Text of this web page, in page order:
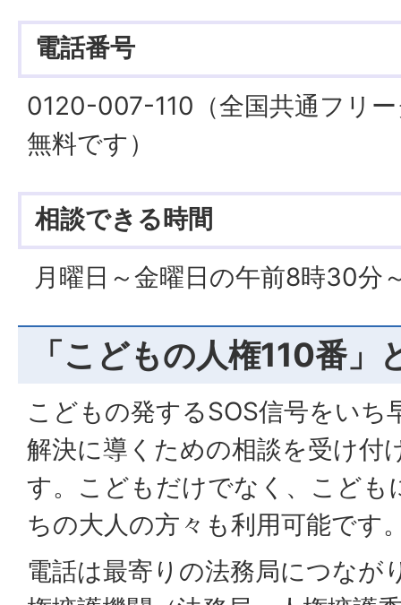
電話番号
0120-007-110（全国共通フリ
無料です）
相談できる時間
月曜日～金曜日の午前8時30分
「こどもの人権110番」
こどもの発するSOS信号をい
解決に導くための相談を受け付
す。こどもだけでなく、こども
ちの大人の方々も利用可能です
電話は最寄りの法務局につなが